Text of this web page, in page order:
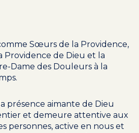
Sœurs de la Providence,
Providence de Dieu et la
Dame des Douleurs à la
présence aimante de Dieu
et demeure attentive aux
personnes, active en nous et